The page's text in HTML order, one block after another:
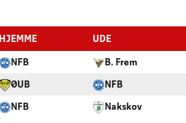
HJEMME UDE
NFB B. Frem
ØUB NFB
NFB Nakskov